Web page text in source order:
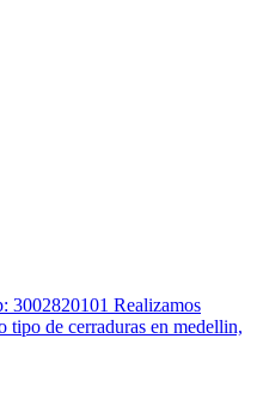
3002820101 Realizamos
tipo de cerraduras en medellin,